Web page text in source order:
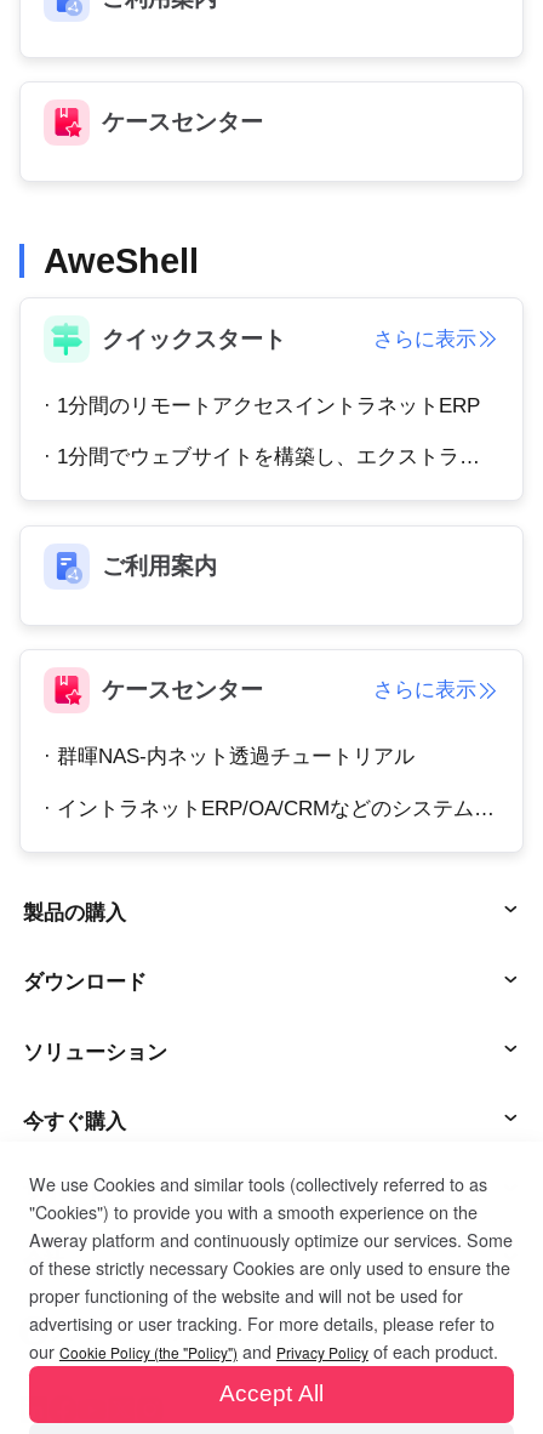
Colombia
Argentina
Español
Venezuela
Español
English
Other
Other Regions
English
ケースセンター
AweShell
クイックスタート さらに表示
· 1分間のリモートアクセスイントラネットERP
· 1分間でウェブサイトを構築し、エクストラネットアクセスを実現します。
ご利用案内
ケースセンター さらに表示
· 群暉NAS-内ネット透過チュートリアル
· イントラネットERP/OA/CRMなどのシステムへのリモートアクセス
製品の購入
アウェサン
アウェシード
AweShell
スマートハードウェア
ダウンロード
AweSunクライアント
AweSeedクライアント
AweShellクライアント
ソリューション
ITオペレーション & サポート
リモートワーク
テクニカルサポート
インダストリアルIoT
今すぐ購入
AweSunパーソナルプラン
AweSeedビジネスプラン
AweShellパーソナルプラン
AweShellビジネスプラン
サポート
カスタマーサービスに連絡する
リソース
会社
私たちについて
パートナーになる
プライバシーポリシー利用規約クッキーポリシー
We use Cookies and similar tools (collectively referred to as
"Cookies") to provide you with a smooth experience on the
Aweray platform and continuously optimize our services. Some
of these strictly necessary Cookies are only used to ensure the
proper functioning of the website and will not be used for
advertising or user tracking. For more details, please refer to
our Cookie Policy (the "Policy") and Privacy Policy of each product.
Accept All